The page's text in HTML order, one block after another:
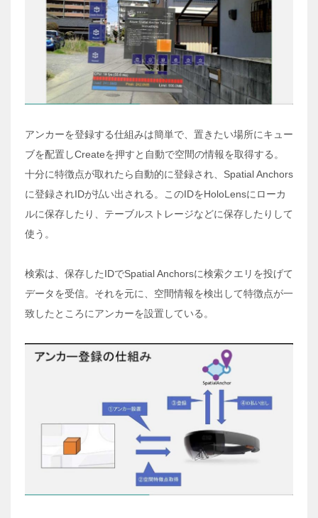
アンカーを登録する仕組みは簡単で、置きたい場所にキュー
ブを配置しCreateを押すと自動で空間の情報を取得する。
十分に特徴点が取れたら自動的に登録され、Spatial Anchors
に登録されIDが払い出される。このIDをHoloLensにローカ
ルに保存したり、テーブルストレージなどに保存したりして
使う。
検索は、保存したIDでSpatial Anchorsに検索クエリを投げて
データを受信。それを元に、空間情報を検出して特徴点が一
致したところにアンカーを設置している。